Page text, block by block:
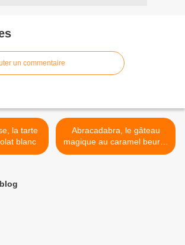
un commentaire
blanc
Abracadabra, le gâteau
magique au caramel beurre
salé >